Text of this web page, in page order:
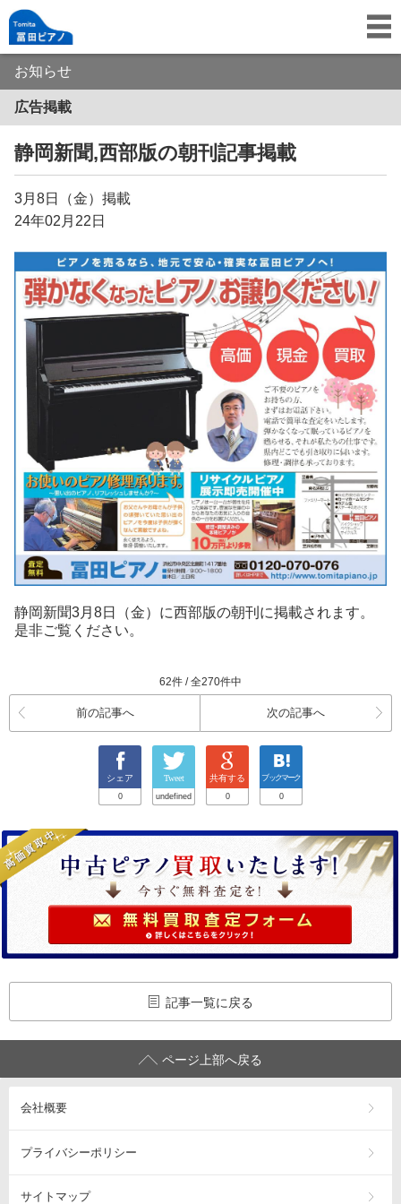
お知らせ
広告掲載
静岡新聞,西部版の朝刊記事掲載
3月8日（金）掲載
24年02月22日
静岡新聞3月8日（金） に西部版の朝刊に掲載されます。
是非ご覧ください。
62件 / 全270件中
前の記事へ 次の記事へ
シェア
0
Tweet
undefined
共有する
0
ブックマーク
0
記事一覧に戻る
ページ上部へ戻る
会社概要
プライバシーポリシー
サイトマップ